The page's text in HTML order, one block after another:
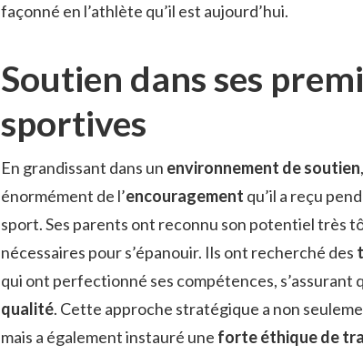
façonné en l’athlète qu’il est aujourd’hui.
Soutien dans ses
sportives
En grandissant dans un environnement de soutien
énormément de l’encouragement qu’il a reçu
sport. Ses parents ont reconnu son potentiel très
nécessaires pour s’épanouir. Ils ont recherché des
qui ont perfectionné ses compétences, s’assurant
qualité. Cette approche stratégique a non
mais a également instauré une forte éthique de